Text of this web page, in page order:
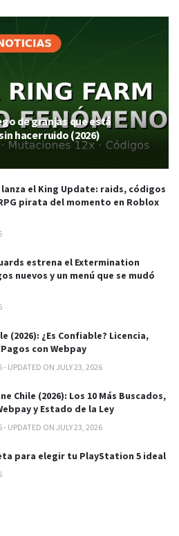
de granjas que está
hacer ruido (2026)
el King Update: raids, códigos
pirata del momento en Roblox
estrena el Extermination
nuevos y un menú que se mudó
(2026): ¿Es Confiable? Licencia,
con Webpay
- UPDATED ON JULY 23, 2026
Chile (2026): Los 10 Más Buscados,
y Estado de la Ley
- UPDATED ON JULY 23, 2026
para elegir tu PlayStation 5 ideal